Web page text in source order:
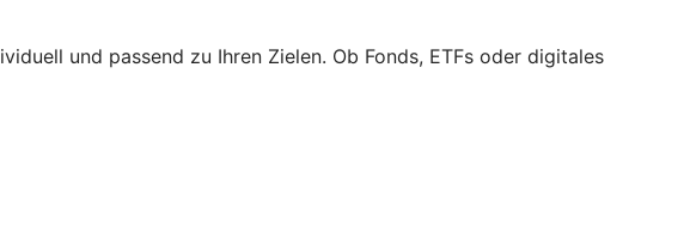
und passend zu Ihren Zielen. Ob Fonds, ETFs oder digitales